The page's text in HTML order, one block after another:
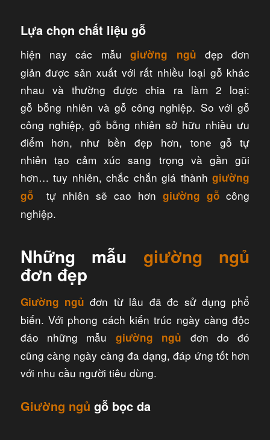
Lựa chọn chất liệu gỗ
hiện nay các mẫugiường ngủđẹp đơn
giản được sản xuất với rất nhiều loại gỗ khác
nhau và thường được chia ra làm 2 loại:
gỗ bỗng nhiên và gỗ công nghiệp. So với gỗ
công nghiệp, gỗ bỗng nhiên sở hữu nhiều ưu
điểm hơn, như bền đẹp hơn, tone gỗ tự
nhiên tạo cảm xúc sang trọng và gần gũi
hơn… tuy nhiên, chắc chắn giá thànhgiường
gỗ
tự nhiên sẽ cao hơn giường gỗcông
nghiệp.
Những mẫu giường ngủ
đơn đẹp
Giường ngủđơn từ lâu đã đc sử dụng phổ
biến. Với phong cách kiến trúc ngày càng độc
đáo những mẫu giường ngủ đơn do đó
cũng càng ngày càng đa dạng, đáp ứng tốt hơn
với nhu cầu người tiêu dùng.
Giường ngủ gỗ bọc da